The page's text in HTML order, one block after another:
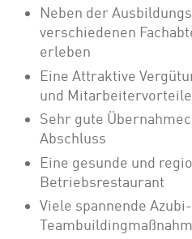
Neben der
verschiedenen
erleben
Eine Attraktive
und Mitarbeitervorteile
Sehr gute
Abschluss
Eine gesunde und
Betriebsrestaurant
Viele spannende